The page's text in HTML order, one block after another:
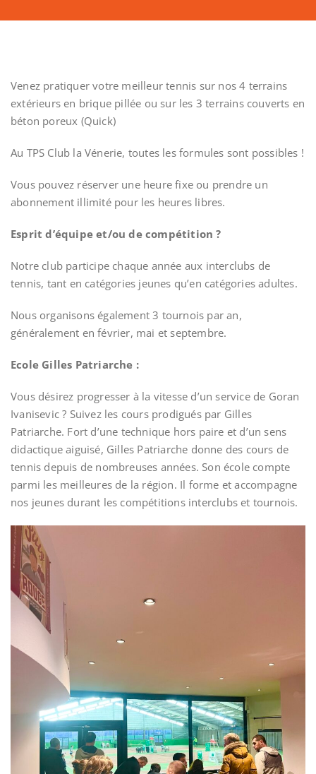
Venez pratiquer votre meilleur tennis sur nos 4 terrains
extérieurs en brique pillée ou sur les 3 terrains couverts en
béton poreux (Quick)
Au TPS Club la Vénerie, toutes les formules sont possibles !
Vous pouvez réserver une heure fixe ou prendre un
abonnement illimité pour les heures libres.
Esprit d’équipe et/ou de compétition ?
Notre club participe chaque année aux interclubs de
tennis, tant en catégories jeunes qu’en catégories adultes.
Nous organisons également 3 tournois par an,
généralement en février, mai et septembre.
Ecole Gilles Patriarche :
Vous désirez progresser à la vitesse d’un service de Goran
Ivanisevic ? Suivez les cours prodigués par Gilles
Patriarche. Fort d’une technique hors paire et d’un sens
didactique aiguisé, Gilles Patriarche donne des cours de
tennis depuis de nombreuses années. Son école compte
parmi les meilleures de la région. Il forme et accompagne
nos jeunes durant les compétitions interclubs et tournois.